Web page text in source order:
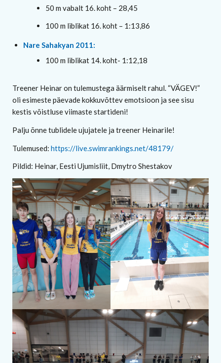
50 m vabalt 16. koht – 28,45
100 m liblikat 16. koht – 1:13,86
Nare Sahakyan 2011:
100 m liblikat 14. koht- 1:12,18
Treener Heinar on tulemustega äärmiselt rahul. “VÄGEV!”
oli esimeste päevade kokkuvõttev emotsioon ja see sisu
kestis võistluse viimaste startideni!
Palju õnne tublidele ujujatele ja treener Heinarile!
Tulemused: https://live.swimrankings.net/48179/
Pildid: Heinar, Eesti Ujumisliit, Dmytro Shestakov